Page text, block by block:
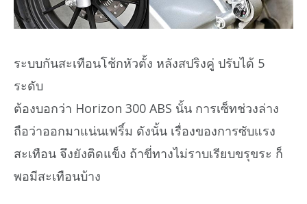
ระบบกันสะเทือนโช้กหัวตั้ง หลังสปริงคูู่ ปรับได้ 5
ระดับ
ต้องบอกว่า Horizon 300 ABS นั้น การเซ็ทช่วงล่าง
ถือว่าออกมาแน่นเฟริ์ม ดังนั้น เรื่องของการซับแรง
สะเทือน จึงยังติดแข็ง ถ้าขี่ทางไม่ราบเรียบขรุขระ ก็
พอมีสะเทือนบ้าง